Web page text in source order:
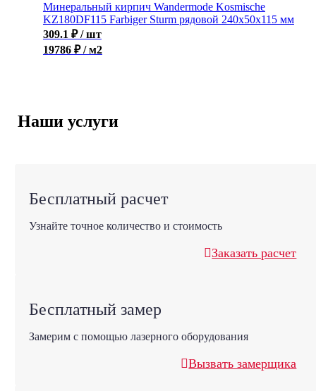
Минеральный кирпич Wandermode Kosmische
KZ180DF115 Farbiger Sturm рядовой 240x50x115 мм
309.1 ₽ / шт
19786 ₽ / м2
Наши услуги
Бесплатный расчет
Узнайте точное количество и стоимость
Заказать расчет
Бесплатный замер
Замерим с помощью лазерного оборудования
Вызвать замерщика